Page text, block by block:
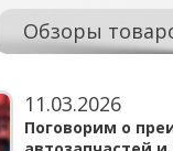
Обзоры
11.03.2026
Поговорим о